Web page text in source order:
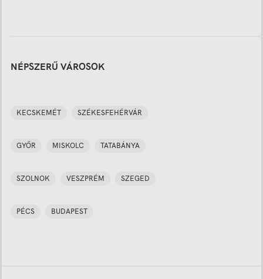
NÉPSZERŰ VÁROSOK
KECSKEMÉT SZÉKESFEHÉRVÁR
GYŐR MISKOLC TATABÁNYA
SZOLNOK VESZPRÉM SZEGED
PÉCS BUDAPEST